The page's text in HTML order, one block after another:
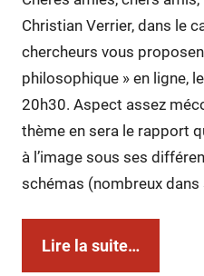
Christian Verrier, dans le
chercheurs vous
philosophique » en ligne,
20h30. Aspect assez
thème en sera le rapport
à l’image sous ses
schémas (nombreux dans
Lire la suite…